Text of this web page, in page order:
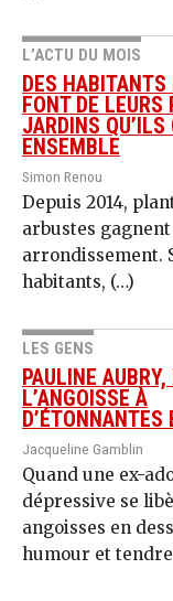
L’ACTU DU MOIS
DES HABITANTS
FONT DE LEURS
JARDINS
ENSEMBLE
Simon Renou
Depuis 2014,
arbustes
arrondissement.
habitants, (…)
LES GENS
PAULINE AUBRY,
L’ANGOISSE À
D’ÉTONNANTES
Jacqueline Gamblin
Quand une ex-
dépressive se
angoisses en
humour et